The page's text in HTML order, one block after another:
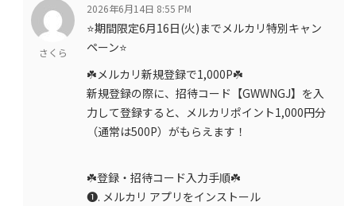
さくら
2026年6月14日 8:55 PM
⭐️期間限定6月16日(火)までメルカリ特別キャン
ペーン⭐️
☘️メルカリ新規登録で1,000P☘️
新規登録の際に、招待コード【GWWNGJ】を入
力して登録すると、メルカリポイント1,000円分
（通常は500P）がもらえます！
☘️登録・招待コード入力手順☘️
❶. メルカリ アプリをインストール